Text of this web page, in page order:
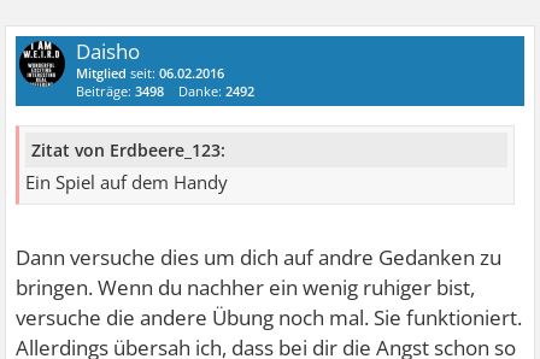
Daisho
Mitglied seit:06.02.2016
Beiträge:3498 Danke:2492
Zitat von Erdbeere_123:
Ein Spiel auf dem Handy
Dann versuche dies um dich auf andre Gedanken zu
bringen. Wenn du nachher ein wenig ruhiger bist,
versuche die andere Übung noch mal. Sie funktioniert.
Allerdings übersah ich, dass bei dir die Angst schon so